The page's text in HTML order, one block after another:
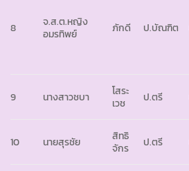
8
จ.ส.ต.หญิง
อมรทิพย์
ภักดี ป.บัณฑิต
9 นางสาวชบา
โสระ
เวช
ป.ตรี
10 นายสุรชัย
สิทธิ
จักร
ป.ตรี